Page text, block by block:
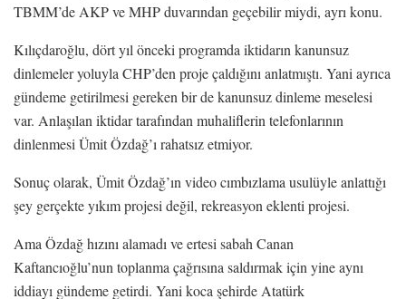
TBMM’de AKP ve MHP duvarından geçebilir miydi, ayrı konu.
Kılıçdaroğlu, dört yıl önceki programda iktidarın kanunsuz
dinlemeler yoluyla CHP’den proje çaldığını anlatmıştı. Yani ayrıca
gündeme getirilmesi gereken bir de kanunsuz dinleme meselesi
var. Anlaşılan iktidar tarafından muhaliflerin telefonlarının
dinlenmesi Ümit Özdağ’ı rahatsız etmiyor.
Sonuç olarak, Ümit Özdağ’ın video cımbızlama usulüyle anlattığı
şey gerçekte yıkım projesi değil, rekreasyon eklenti projesi.
Ama Özdağ hızını alamadı ve ertesi sabah Canan
Kaftancıoğlu’nun toplanma çağrısına saldırmak için yine aynı
iddiayı gündeme getirdi. Yani koca şehirde Atatürk